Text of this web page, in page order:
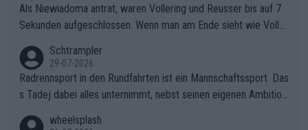
Als Niewiadoma antrat, waren Vollering und Reusser bis auf 7
Sekunden aufgeschlossen. Wenn man am Ende sieht wie Voller
ering die 7 Sekunden zu Niewiadoma nicht geschlossen hat un
d den Abstand hat anwachsen lassen. Ein schwerer taktischer
Fehler, der den Tour Sieg kosten wird.Diese Beobachtung trifft
Zögerlichkeit von Demi Vollering in diesem Moment war das e
Schtrampler
29-07-2026
Radrennsport in den Rundfahrten ist ein Mannschaftssport. Das
s Tadej dabei alles unternimmt, nebst seinen eigenen Ambition
ganze Team auch mental stark zu machen und konkret am Erf
wheelsplash